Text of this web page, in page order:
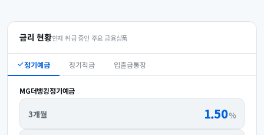
금리 현황현재 취급 중인 주요 금융상품
정기예금 정기적금 입출금통장
MG더뱅킹정기예금
3개월 1.50%